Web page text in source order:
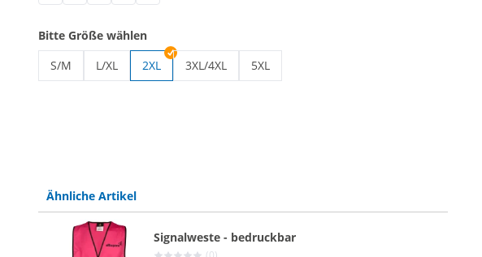
Bitte Größe wählen
S/M
L/XL
2XL
3XL/4XL
5XL
Ähnliche Artikel
Signalweste - bedruckbar